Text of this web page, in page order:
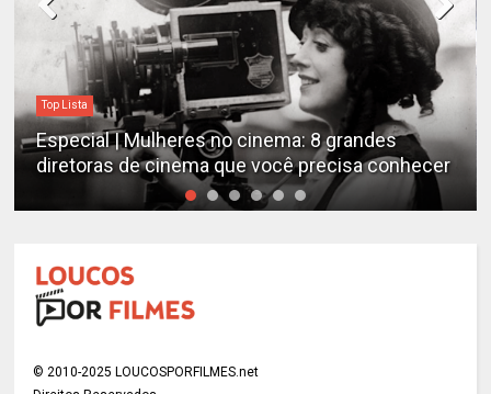
Top Lista
Especial | Mulheres no cinema: 8 grandes
diretoras de cinema que você precisa conhecer
© 2010-2025 LOUCOSPORFILMES.net